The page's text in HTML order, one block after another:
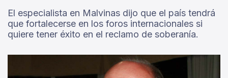
El especialista en Malvinas dijo que el país tendrá
que fortalecerse en los foros internacionales si
quiere tener éxito en el reclamo de soberanía.